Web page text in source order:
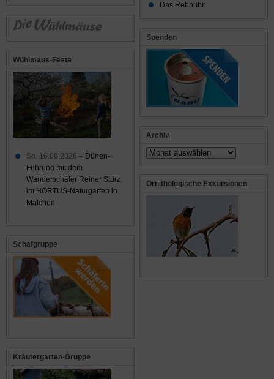
Das Rebhuhn
Spenden
Archiv
Archiv
Ornithologische Exkursionen
Wühlmaus-Feste
So. 16.08.2026 – Dünen-
Führung mit dem
Wanderschäfer Reiner Stürz
im HORTUS-Naturgarten in
Malchen
Schafgruppe
Kräutergarten-Gruppe